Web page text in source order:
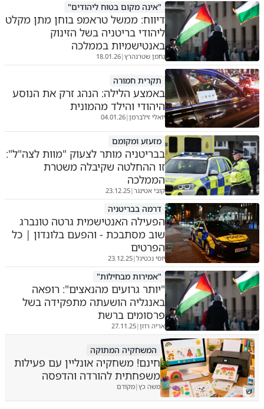
"אינה מקום בטוח ליהודים"
דיווח: ממשל טראמפ בוחן מתן מקלט
ליהודי בריטניה בשל הזינוק
באנטישמיות בממלכה
נחמן שטרנהרץ|
18.01.26
תקרית חמורה
באמצע הלילה: הנהג זרק את הנוסע
היהודי והילד מהמונית
יואלי זילברמן|
04.01.26
מזעזע ומקומם
בבריטניה מותר לצעוק "מוות לצה"ל":
זו ההחלטה שקיבלה משטרת
הממלכה
קובי אטינגר|
23.12.25
דרמה בבריטניה
הפעילה האנטישמית גרטה טונברג
שוב מסתבכת - והפעם בלונדון | כל
הפרטים
יוסי נכטיגל|
23.12.25
"אמירות מבחילות"
"יותר גרועים מהנאצים": רופאה
באנגליה הושעתה מתפקידה בשל
פרסומים ברשת
אריה רוזן|
27.11.25
ש
המשחקיה המתוקה
חינם! משחקיה אונליין עם פעילות
משפחתית להורדה והדפסה
משה כץ|מקודם